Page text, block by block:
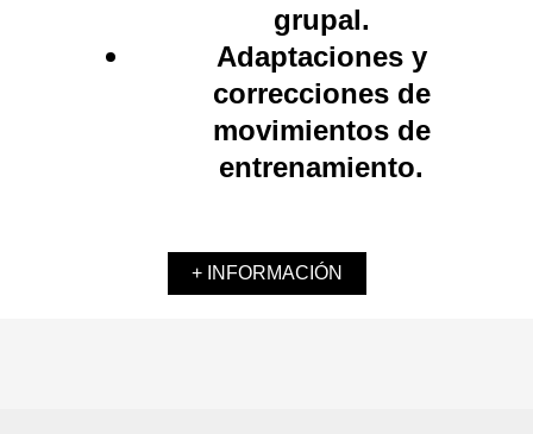
grupal.
Adaptaciones y
correcciones de
movimientos de
entrenamiento.
+ INFORMACIÓN